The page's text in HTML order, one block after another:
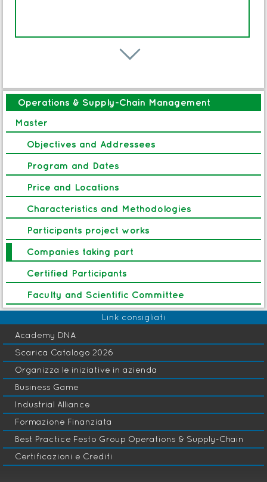
OPX 411-AI for Six Sigma
O Master
Design for Six Sigma
Avvio: 07 Ott 2026
B Percorso
Addetto al controllo qualità in
produzione
Avvio: 29 Ott 2026
F
Excellence
F
Manufacturing & Lean
Process Excellence
T
Leadership & Team
Management
P
Gestione dell'innovazione
e dello Sviluppo Prodotto

Operations & Supply-Chain Management
Master
Objectives and Addressees
Program and Dates
Price and Locations
Characteristics and Methodologies
Participants project works
Companies taking part
Certified Participants
Faculty and Scientific Committee
Link consigliati
Academy DNA
Scarica Catalogo 2026
Organizza le iniziative in azienda
Business Game
Industrial Alliance
Formazione Finanziata
Best Practice Festo Group Operations & Supply-Chain
Certificazioni e Crediti